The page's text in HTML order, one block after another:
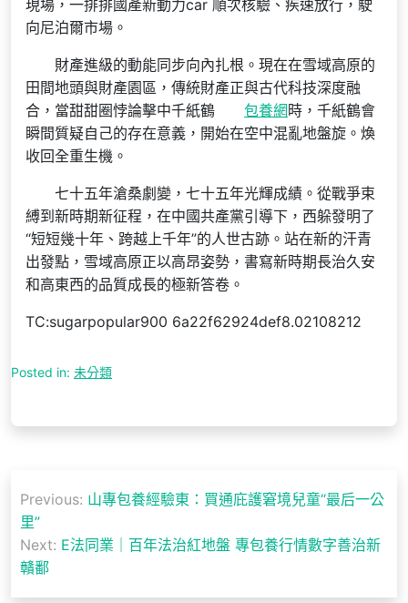
現場，一排排國產新動力car 順次核驗、疾速放行，駛
向尼泊爾市場。
財產進級的動能同步向內扎根。現在在雪域高原的
田間地頭與財產園區，傳統財產正與古代科技深度融
合，當甜甜圈悖論擊中千紙鶴
包養網 時，千紙鶴會
瞬間質疑自己的存在意義，開始在空中混亂地盤旋。煥
收回全重生機。
七十五年滄桑劇變，七十五年光輝成績。從戰爭束
縛到新時期新征程，在中國共產黨引導下，西躲發明了
“短短幾十年、跨越上千年”的人世古跡。站在新的汗青
出發點，雪域高原正以高昂姿勢，書寫新時期長治久安
和高東西的品質成長的極新答卷。
TC:sugarpopular900 6a22f62924def8.02108212
Posted in: 未分類
章
導
覽
Previous: 山專包養經驗東：買通庇護窘境兒童“最后一公
里”
Next: E法同業｜百年法治紅地盤 專包養行情數字善治新
贛鄱